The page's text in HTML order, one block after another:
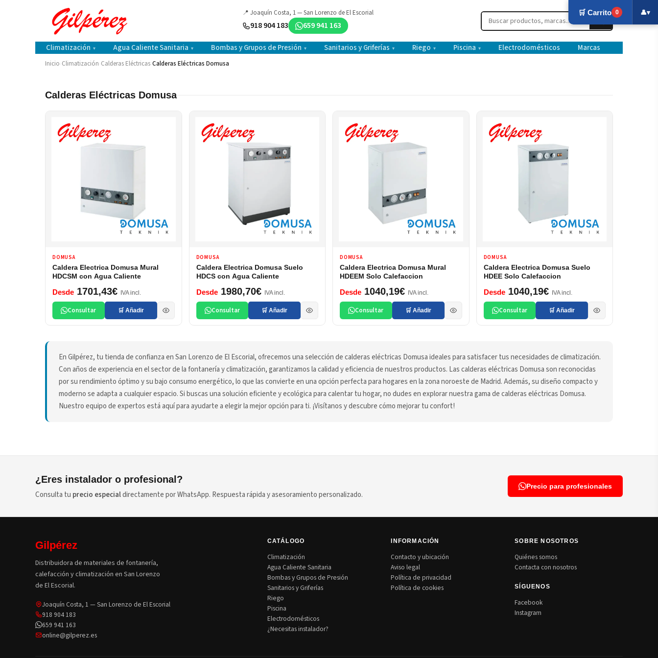
📍 Joaquín Costa, 1 — San Lorenzo de El Escorial
918 904 183 659 941 163
Climatización ▾ Agua Caliente Sanitaria ▾ Bombas y Grupos de Presión ▾ Sanitarios y Griferías ▾ Riego ▾ Piscina ▾ Electrodomésticos Marcas
Inicio Climatización Calderas Eléctricas Calderas Eléctricas Domusa
Calderas Eléctricas Domusa
DOMUSA
Caldera Electrica Domusa Mural
HDCSM con Agua Caliente
Desde 1701,43€ IVA incl.
Consultar 🛒 Añadir
DOMUSA
Caldera Electrica Domusa Suelo
HDCS con Agua Caliente
Desde1980,70€ IVA incl.
Consultar 🛒 Añadir
DOMUSA
Caldera Electrica Domusa Mural
HDEEM Solo Calefaccion
Desde 1040,19€ IVA incl.
Consultar 🛒 Añadir
DOMUSA
Caldera Electrica Domusa Suelo
HDEE Solo Calefaccion
Desde1040,19€ IVA incl.
Consultar 🛒 Añadir
En Gilpérez, tu tienda de confianza en San Lorenzo de El Escorial, ofrecemos una selección de calderas eléctricas Domusa ideales para satisfacer tus necesidades de climatización.
Con años de experiencia en el sector de la fontanería y climatización, garantizamos la calidad y eficiencia de nuestros productos. Las calderas eléctricas Domusa son reconocidas
por su rendimiento óptimo y su bajo consumo energético, lo que las convierte en una opción perfecta para hogares en la zona noroeste de Madrid. Además, su diseño compacto y
moderno se adapta a cualquier espacio. Si buscas una solución eficiente y ecológica para calentar tu hogar, no dudes en explorar nuestra gama de calderas eléctricas Domusa.
Nuestro equipo de expertos está aquí para ayudarte a elegir la mejor opción para ti. ¡Visítanos y descubre cómo mejorar tu confort!
¿Eres instalador o profesional?
Consulta tu precio especialdirectamente por WhatsApp. Respuesta rápida y asesoramiento personalizado.
Precio para profesionales
Gilpérez
Distribuidora de materiales de fontanería,
calefacción y climatización en San Lorenzo
de El Escorial.
Joaquín Costa, 1 — San Lorenzo de El Escorial
918 904 183
659 941 163
online@gilperez.es
CATÁLOGO
Climatización
Agua Caliente Sanitaria
Bombas y Grupos de Presión
Sanitarios y Griferías
Riego
Piscina
Electrodomésticos
¿Necesitas instalador?
INFORMACIÓN
Contacto y ubicación
Aviso legal
Política de privacidad
Política de cookies
SOBRE NOSOTROS
Quiénes somos
Contacta con nosotros
SÍGUENOS
Facebook
Instagram
🛒 Carrito 0 👤▾